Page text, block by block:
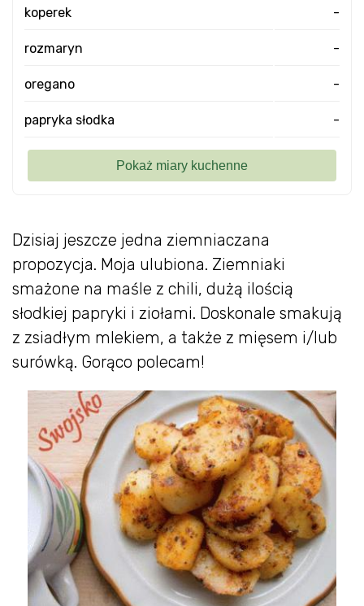
Dzisiaj jeszcze jedna ziemniaczana
propozycja. Moja ulubiona. Ziemniaki
smażone na maśle z chili, dużą ilością
słodkiej papryki i ziołami. Doskonale smakują
z zsiadłym mlekiem, a także z mięsem i/lub
surówką. Gorąco polecam!
koperek -
rozmaryn -
oregano -
papryka słodka -